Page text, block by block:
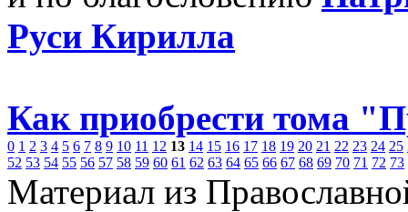
Руси Кирилла
Как приобрести тома
0 1 2 3 4 5 6 7 8 9 10 11 12 13 14 15 16 17 18 19 20 21 22 23 24 25
52 53 54 55 56 57 58 59 60 61 62 63 64 65 66 67 68 69 70 71 72 73
Материал из